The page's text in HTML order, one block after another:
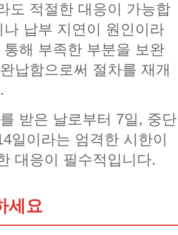
도 적절한 대응이 가능합
납부 지연이 원인이라
통해 부족한 부분을 보완
납함으로써 절차를 재개
받은 날로부터 7일, 중단
일이라는 엄격한 시한이
대응이 필수적입니다.
세요